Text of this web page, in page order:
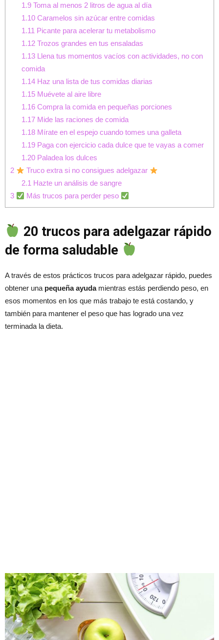
1.9Toma al menos 2 litros de agua al día
1.10Caramelos sin azúcar entre comidas
1.11 Picante para acelerar tu metabolismo
1.12Trozos grandes en tus ensaladas
1.13Llena tus momentos vacíos con actividades, no con
comida
1.14Haz una lista de tus comidas diarias
1.15Muévete al aire libre
1.16Compra la comida en pequeñas porciones
1.17Mide las raciones de comida
1.18Mírate en el espejo cuando tomes una galleta
1.19Paga con ejercicio cada dulce que te vayas a comer
1.20Paladea los dulces
2
Truco extra si no consigues adelgazar
2.1 Hazte un análisis de sangre
3
Más trucos para perder peso
20 trucos para adelgazar rápido
de forma saludable
A través de estos prácticos trucos para adelgazar rápido, puedes
obtener una pequeña ayudamientras estás perdiendo peso, en
esos momentos en los que más trabajo te está costando, y
también para mantener el peso que has logrado una vez
terminada la dieta.